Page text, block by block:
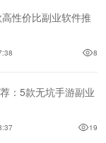
性价比副业软件推
8
：5款无坑手游副业
19